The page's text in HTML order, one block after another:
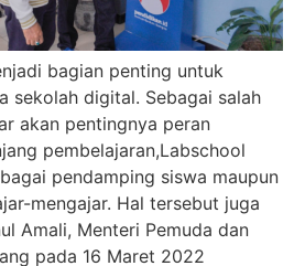
bagian penting untuk
sekolah digital. Sebagai salah
akan pentingnya peran
pembelajaran,Labschool
pendamping siswa maupun
mengajar. Hal tersebut juga
Amali, Menteri Pemuda dan
pada 16 Maret 2022